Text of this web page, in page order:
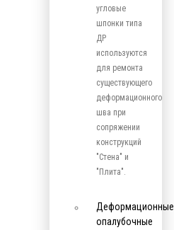
угловые
шпонки типа
ДР
используются
для ремонта
существующего
деформационного
шва при
сопряжении
конструкций
"Стена" и
"Плита".
Деформационные
опалубочные